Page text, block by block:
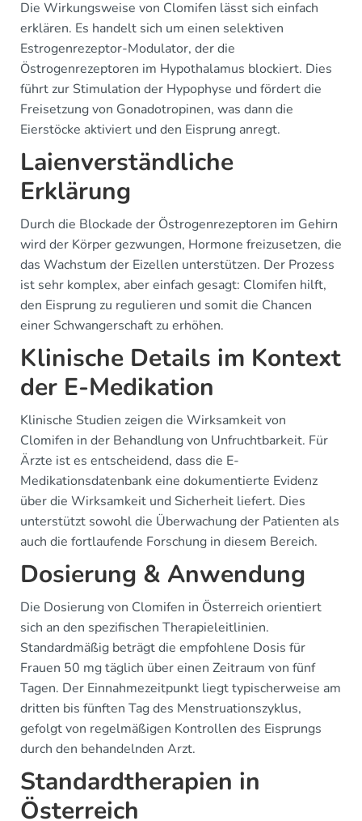
Die Wirkungsweise von Clomifen lässt sich einfach
erklären. Es handelt sich um einen selektiven
Estrogenrezeptor-Modulator, der die
Östrogenrezeptoren im Hypothalamus blockiert. Dies
führt zur Stimulation der Hypophyse und fördert die
Freisetzung von Gonadotropinen, was dann die
Eierstöcke aktiviert und den Eisprung anregt.
Laienverständliche
Erklärung
Durch die Blockade der Östrogenrezeptoren im Gehirn
wird der Körper gezwungen, Hormone freizusetzen, die
das Wachstum der Eizellen unterstützen. Der Prozess
ist sehr komplex, aber einfach gesagt: Clomifen hilft,
den Eisprung zu regulieren und somit die Chancen
einer Schwangerschaft zu erhöhen.
Klinische Details im Kontext
der E-Medikation
Klinische Studien zeigen die Wirksamkeit von
Clomifen in der Behandlung von Unfruchtbarkeit. Für
Ärzte ist es entscheidend, dass die E-
Medikationsdatenbank eine dokumentierte Evidenz
über die Wirksamkeit und Sicherheit liefert. Dies
unterstützt sowohl die Überwachung der Patienten als
auch die fortlaufende Forschung in diesem Bereich.
Dosierung & Anwendung
Die Dosierung von Clomifen in Österreich orientiert
sich an den spezifischen Therapieleitlinien.
Standardmäßig beträgt die empfohlene Dosis für
Frauen 50 mg täglich über einen Zeitraum von fünf
Tagen. Der Einnahmezeitpunkt liegt typischerweise am
dritten bis fünften Tag des Menstruationszyklus,
gefolgt von regelmäßigen Kontrollen des Eisprungs
durch den behandelnden Arzt.
Standardtherapien in
Österreich